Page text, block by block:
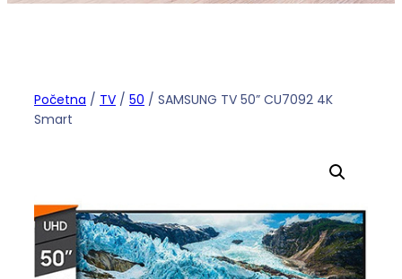
Početna / TV / 50 / SAMSUNG TV 50” CU7092 4K
Smart